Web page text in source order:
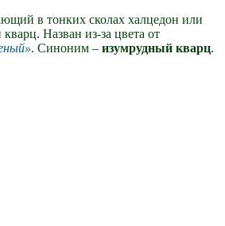
в тонких сколах халцедон или
Назван из-за цвета от
. Синоним – изумрудный кварц.